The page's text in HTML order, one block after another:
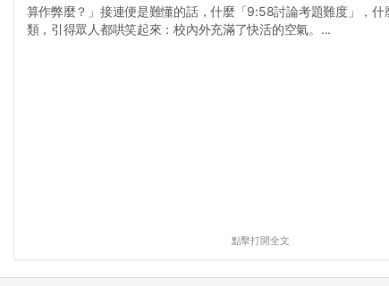
算作弊麼？」接連便是難懂的話，什麼「9:58討論考題難度」，什
類，引得眾人都哄笑起來：校內外充滿了快活的空氣。...
點擊打開全文